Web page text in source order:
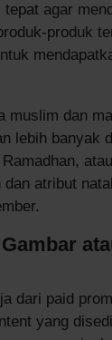
tepat agar
produk
muslim dan
lebih banyak
dan atribut
dari paid
yang